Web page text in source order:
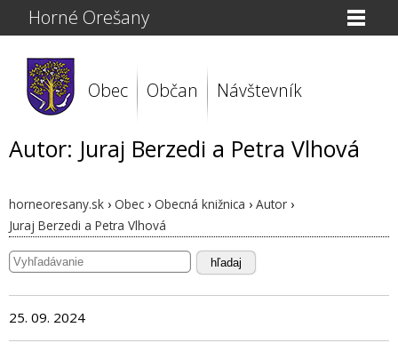
Horné Orešany
Obec Občan Návštevník
Autor: Juraj Berzedi a Petra Vlhová
horneoresany.sk › Obec › Obecná knižnica › Autor ›
Juraj Berzedi a Petra Vlhová
hľadaj
25. 09. 2024